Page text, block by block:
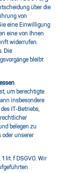
über die
von
eine Einwilligung
eine von Ihnen
widerrufen.
Die
bleibt
um berechtigte
insbesondere
IT-Betriebs,
belegen zu
oder unserer
lit. f DSGVO. Wir